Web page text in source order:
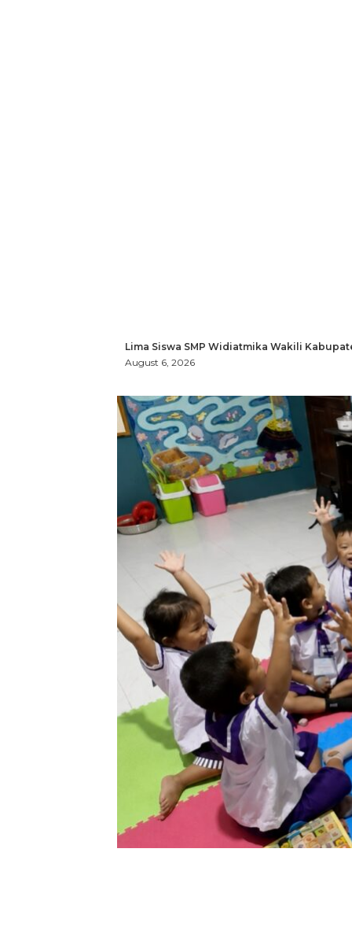
Lima Siswa SMP Widiatmika Wakili
August 6, 2026